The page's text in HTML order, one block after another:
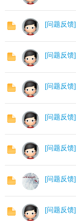
[问题反馈]
[问题反馈]
[问题反馈]
[问题反馈]
[问题反馈]
[问题反馈]
[问题反馈]